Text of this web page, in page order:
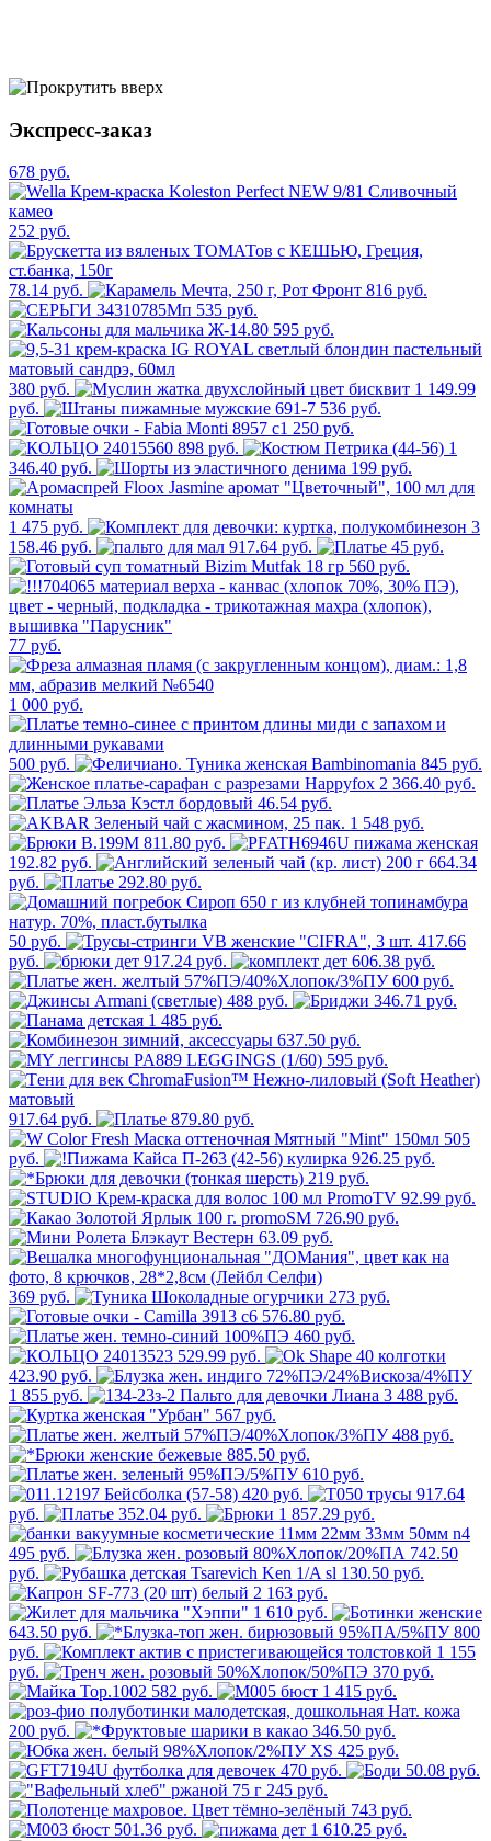
Экспресс-заказ
678 руб.
252 руб.
78.14 руб.
816 руб.
535 руб.
595 руб.
380 руб.
1 149.99
руб.
536 руб.
250 руб.
898 руб.
1
346.40 руб.
199 руб.
1 475 руб.
3
158.46 руб.
917.64 руб.
45 руб.
560 руб.
77 руб.
1 000 руб.
500 руб.
845 руб.
2 366.40 руб.
46.54 руб.
1 548 руб.
811.80 руб.
192.82 руб.
664.34
руб.
292.80 руб.
50 руб.
417.66
руб.
917.24 руб.
606.38 руб.
600 руб.
488 руб.
346.71 руб.
1 485 руб.
637.50 руб.
595 руб.
917.64 руб.
879.80 руб.
505
руб.
926.25 руб.
219 руб.
92.99 руб.
726.90 руб.
63.09 руб.
369 руб.
273 руб.
576.80 руб.
460 руб.
529.99 руб.
423.90 руб.
1 855 руб.
3 488 руб.
567 руб.
488 руб.
885.50 руб.
610 руб.
420 руб.
917.64
руб.
352.04 руб. 1 857.29 руб.
495 руб.
742.50
руб.
130.50 руб.
2 163 руб.
1 610 руб.
643.50 руб.
800
руб.
1 155
руб.
370 руб.
582 руб.
1 415 руб.
200 руб.
346.50 руб.
425 руб.
470 руб.
50.08 руб.
245 руб.
743 руб.
501.36 руб.
1 610.25 руб.